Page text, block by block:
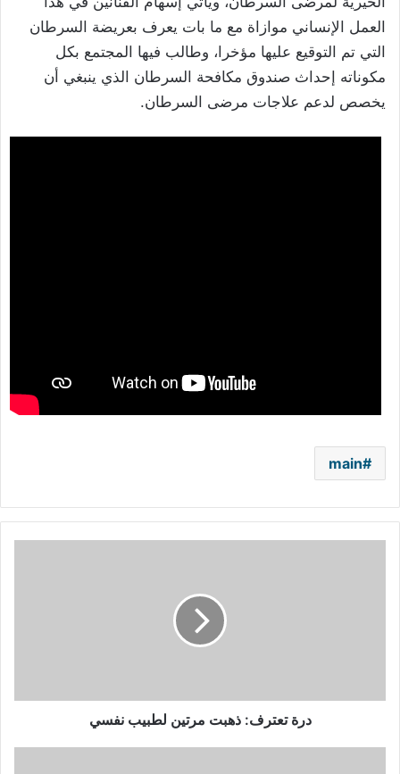
العمل الإنساني موازاة مع ما بات يعرف بعريضة السرطان
التي تم التوقيع عليها مؤخرا، وطالب فيها المجتمع بكل
مكوناته إحداث صندوق مكافحة السرطان الذي ينبغي أن
يخصص لدعم علاجات مرضى السرطان.
main
درة تعترف: ذهبت مرتين لطبيب نفسي